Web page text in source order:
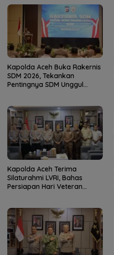
Kapolda Aceh Buka Rakernis
SDM 2026, Tekankan
Pentingnya SDM Unggul
Kapolda Aceh Terima
Silaturahmi LVRI, Bahas
Persiapan Hari Veteran